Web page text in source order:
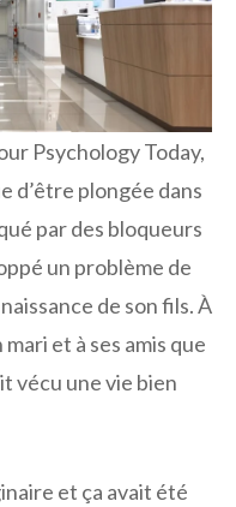
Psychology Today,
d’être plongée dans
par des bloqueurs
un problème de
de son fils. À
et à ses amis que
vécu une vie bien
et ça avait été